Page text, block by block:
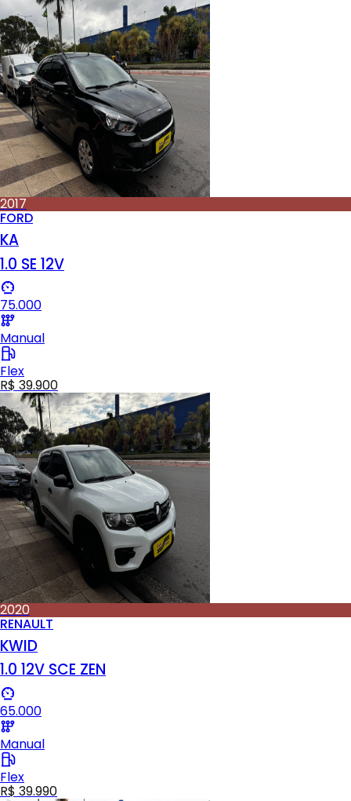
2017
FORD
KA
1.0 SE 12V
75.000
Manual
Flex
R$ 39.900
2020
RENAULT
KWID
1.0 12V SCE ZEN
65.000
Manual
Flex
R$ 39.990